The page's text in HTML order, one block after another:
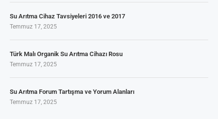
Su Arıtma Cihaz Tavsiyeleri 2016 ve 2017
Temmuz 17, 2025
Türk Malı Organik Su Arıtma Cihazı Rosu
Temmuz 17, 2025
Su Arıtma Forum Tartışma ve Yorum Alanları
Temmuz 17, 2025